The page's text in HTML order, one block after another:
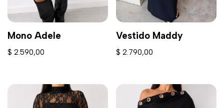
Mono Adele
$ 2.590,00
Vestido Maddy
$ 2.790,00